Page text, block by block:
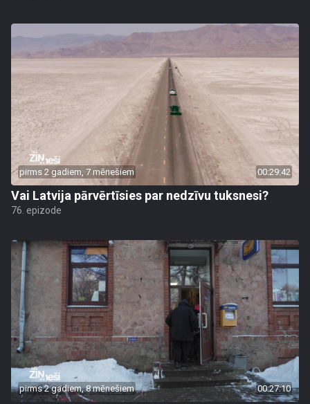
pirms 2 gadiem, 7 mēnešiem 00:29:42
Vai Latvija pārvērtīsies par nedzīvu tuksnesi?
76. epizode
pirms 2 gadiem, 8 mēnešiem 00:27:10